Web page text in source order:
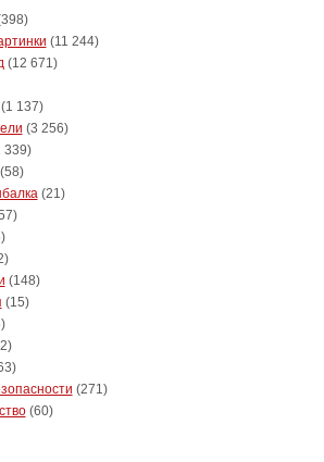
(11 244)
(12 671)
(1 137)
(3 256)
339)
(21)
(148)
(15)
(271)
(60)